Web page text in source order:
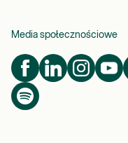
Media społecznościowe